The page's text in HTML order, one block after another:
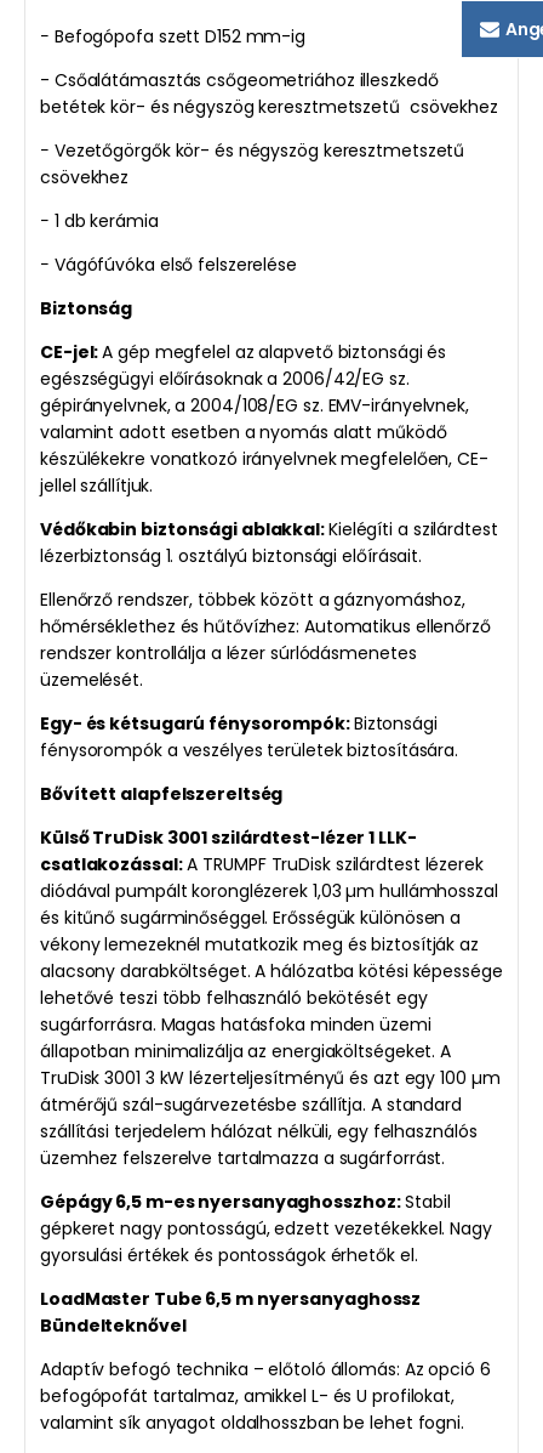
− Befogópofa szett D152 mm-ig
- Csőalátámasztás csőgeometriához illeszkedő
betétek kör- és négyszög keresztmetszetű csövekhez
− Vezetőgörgők kör- és négyszög keresztmetszetű
csövekhez
− 1 db kerámia
− Vágófúvóka első felszerelése
Biztonság
CE-jel:A gép megfelel az alapvető biztonsági és
egészségügyi előírásoknak a 2006/42/EG sz.
gépirányelvnek, a 2004/108/EG sz. EMV-irányelvnek,
valamint adott esetben a nyomás alatt működő
készülékekre vonatkozó irányelvnek megfelelően, CE-
jellel szállítjuk.
Védőkabin biztonsági ablakkal:Kielégíti a szilárdtest
lézerbiztonság 1. osztályú biztonsági előírásait.
Ellenőrző rendszer, többek között a gáznyomáshoz,
hőmérséklethez és hűtővízhez: Automatikus ellenőrző
rendszer kontrollálja a lézer súrlódásmenetes
üzemelését.
Egy- és kétsugarú fénysorompók:Biztonsági
fénysorompók a veszélyes területek biztosítására.
Bővített alapfelszereltség
Külső TruDisk 3001 szilárdtest-lézer 1 LLK-
csatlakozással:A TRUMPF TruDisk szilárdtest lézerek
diódával pumpált koronglézerek 1,03 µm hullámhosszal
és kitűnő sugárminőséggel. Erősségük különösen a
vékony lemezeknél mutatkozik meg és biztosítják az
alacsony darabköltséget. A hálózatba kötési képessége
lehetővé teszi több felhasználó bekötését egy
sugárforrásra. Magas hatásfoka minden üzemi
állapotban minimalizálja az energiaköltségeket. A
TruDisk 3001 3 kW lézerteljesítményű és azt egy 100 µm
átmérőjű szál-sugárvezetésbe szállítja. A standard
szállítási terjedelem hálózat nélküli, egy felhasználós
üzemhez felszerelve tartalmazza a sugárforrást.
Gépágy 6,5 m-es nyersanyaghosszhoz:Stabil
gépkeret nagy pontosságú, edzett vezetékekkel. Nagy
gyorsulási értékek és pontosságok érhetők el.
LoadMaster Tube 6,5 m nyersanyaghossz
Bündelteknővel
Adaptív befogó technika – előtoló állomás: Az opció 6
befogópofát tartalmaz, amikkel L- és U profilokat,
valamint sík anyagot oldalhosszban be lehet fogni.